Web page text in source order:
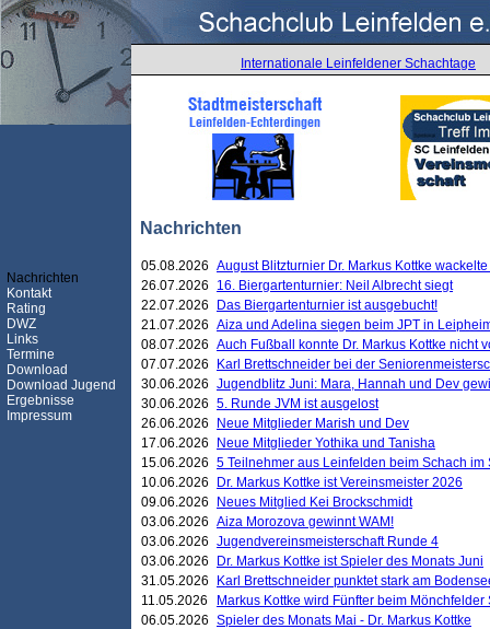
Internationale Leinfeldener Schachtage
Nachrichten
Nachrichten
Kontakt
Rating
DWZ
Links
Termine
Download
Download Jugend
Ergebnisse
Impressum
05.08.2026 August Blitzturnier Dr. Markus Kottke
26.07.2026
16. Biergartenturnier: Neil Albrecht siegt
22.07.2026
Das Biergartenturnier ist ausgebucht!
21.07.2026 Aiza und Adelina siegen beim JPT in
08.07.2026 Auch Fußball konnte Dr. Markus Kottke nicht
07.07.2026
Karl Brettschneider bei der
30.06.2026 Jugendblitz Juni: Mara, Hannah und Dev
30.06.2026 5. Runde JVM ist ausgelost
26.06.2026
Neue Mitglieder Marish und Dev
17.06.2026
Neue Mitglieder Yothika und Tanisha
15.06.2026 5 Teilnehmer aus Leinfelden beim Schach
10.06.2026
Dr. Markus Kottke ist Vereinsmeister 2026
09.06.2026
Neues Mitglied Kei Brockschmidt
03.06.2026 Aiza Morozova gewinnt WAM!
03.06.2026 Jugendvereinsmeisterschaft Runde 4
03.06.2026
Dr. Markus Kottke ist Spieler des Monats Juni
31.05.2026
Karl Brettschneider punktet stark am
11.05.2026
Markus Kottke wird Fünfter beim
06.05.2026 Spieler des Monats Mai - Dr. Markus Kottke